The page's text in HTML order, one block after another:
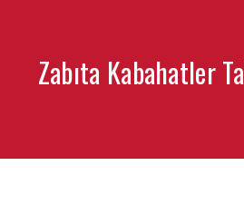
Zabıta Kabahatler